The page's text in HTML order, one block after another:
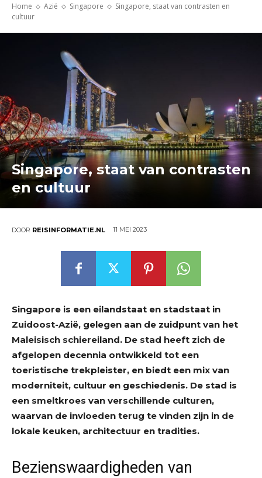
Home Azië Singapore
Singapore, staat van contrasten en
cultuur
Singapore, staat van contrasten
en cultuur
DOOR REISINFORMATIE.NL 11 MEI 2023
Singapore is een eilandstaat en stadstaat in
Zuidoost-Azië, gelegen aan de zuidpunt van het
Maleisisch schiereiland. De stad heeft zich de
afgelopen decennia ontwikkeld tot een
toeristische trekpleister, en biedt een mix van
moderniteit, cultuur en geschiedenis. De stad is
een smeltkroes van verschillende culturen,
waarvan de invloeden terug te vinden zijn in de
lokale keuken, architectuur en tradities.
Bezienswaardigheden van